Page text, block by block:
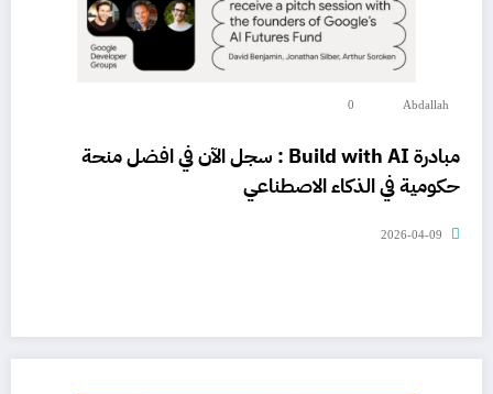
Abdallah
0
مبادرة Build with AI : سجل الآن في افضل منحة
حكومية في الذكاء الاصطناعي
2026-04-09